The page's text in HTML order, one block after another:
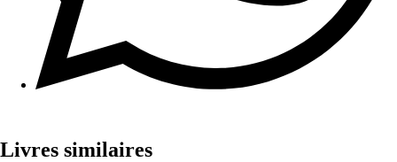
Livres similaires